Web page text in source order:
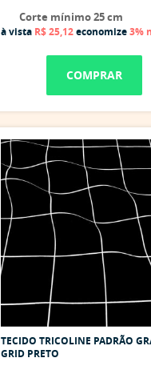
Corte mínimo 25 cm
à vista R$ 25,12economize3%
COMPRAR
TECIDO TRICOLINE PADRÃO
GRID PRETO